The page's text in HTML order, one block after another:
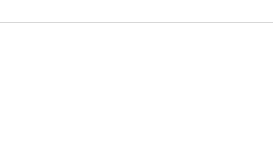
разработана для обеспечения оптимальной